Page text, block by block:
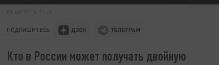
ПОДПИШИТЕСЬ:
Кто в России может получать двойную